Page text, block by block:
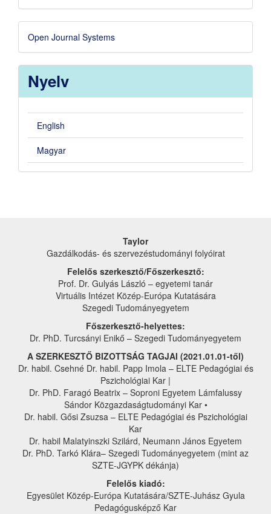
Developed
By
Open Journal Systems
Nyelv
English
Magyar
Taylor
Gazdálkodás- és szervezéstudományi folyóirat
Felelős szerkesztő/Főszerkesztő:
Prof. Dr. Gulyás László – egyetemi tanár
Virtuális Intézet Közép-Európa Kutatására
Szegedi Tudományegyetem
Főszerkesztő-helyettes:
Dr. PhD. Turcsányi Enikő – Szegedi Tudományegyetem
A SZERKESZTŐ BIZOTTSÁG TAGJAI (2021.01.01-től)
Dr. habil. Csehné Dr. habil. Papp Imola – ELTE Pedagógiai és
Pszichológiai Kar |
Dr. PhD. Faragó Beatrix – Soproni Egyetem Lámfalussy
Sándor Közgazdaságtudományi Kar •
Dr. habil. Gősi Zsuzsa – ELTE Pedagógiai és Pszichológiai
Kar
Dr. habil Malatyinszki Szilárd, Neumann János Egyetem
Dr. PhD. Tarkó Klára– Szegedi Tudományegyetem (mint az
SZTE-JGYPK dékánja)
Felelős kiadó:
Egyesület Közép-Európa Kutatására/SZTE-Juhász Gyula
Pedagógusképző Kar